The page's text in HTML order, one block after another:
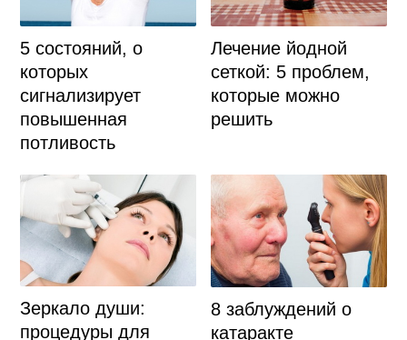
5 состояний, о
которых
сигнализирует
повышенная
потливость
Лечение йодной
сеткой: 5 проблем,
которые можно
решить
Зеркало души:
процедуры для
8 заблуждений о
катаракте